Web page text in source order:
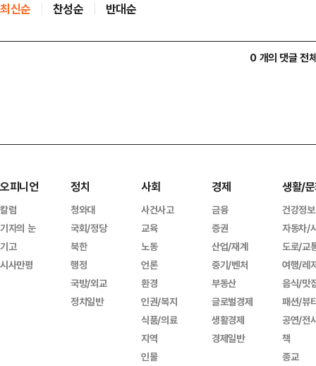
최신순 찬성순 반대순
0 개의 댓글 전
오피니언
칼럼
기자의 눈
기고
시사만평
정치
청와대
국회/정당
북한
행정
국방/외교
정치일반
사회
사건사고
교육
노동
언론
환경
인권/복지
식품/의료
지역
인물
경제
금융
증권
산업/재계
중기/벤처
부동산
글로벌경제
생활경제
경제일반
생활/
건강정보
자동차/
도로/교
여행/레
음식/맛
패션/뷰
공연/전
책
종교